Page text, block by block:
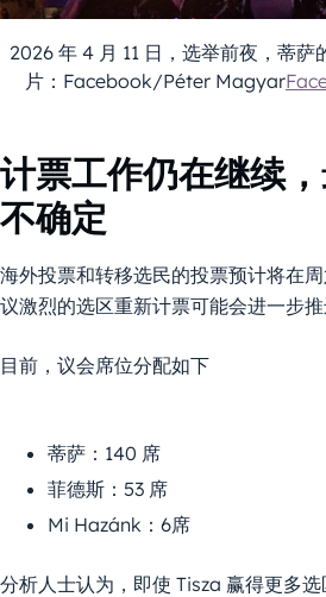
2026 年 4 月 11 日，选举前夜，蒂萨
片：Facebook/Péter Magyar
计票工作仍在继续
不确定
海外投票和转移选民的投票预计将在
议激烈的选区重新计票可能会进一步推
目前，议会席位分配如下
蒂萨：140 席
菲德斯：53 席
Mi Hazánk：6席
分析人士认为，即使 Tisza 赢得更多